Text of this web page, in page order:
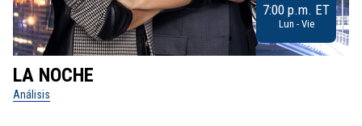
7:00 p.m. ET
Lun - Vie
LA NOCHE
Análisis